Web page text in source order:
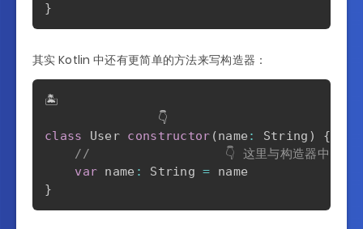
}
其实 Kotlin 中还有更简单的方法来写构造器：
🏝️
class User constructor (name : String )
{
//                  👇 这里与构造器中的
var name : String =
}